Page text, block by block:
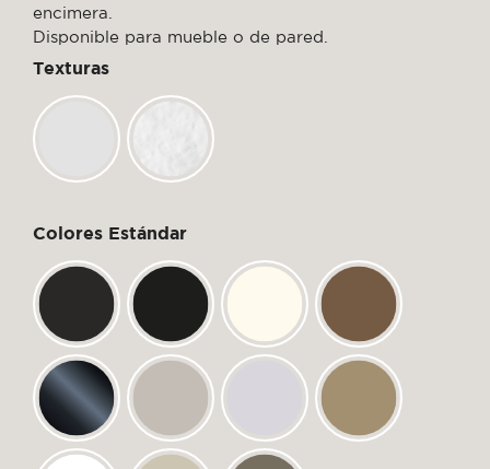
encimera.
Disponible para mueble o de pared.
Texturas
Colores Estándar